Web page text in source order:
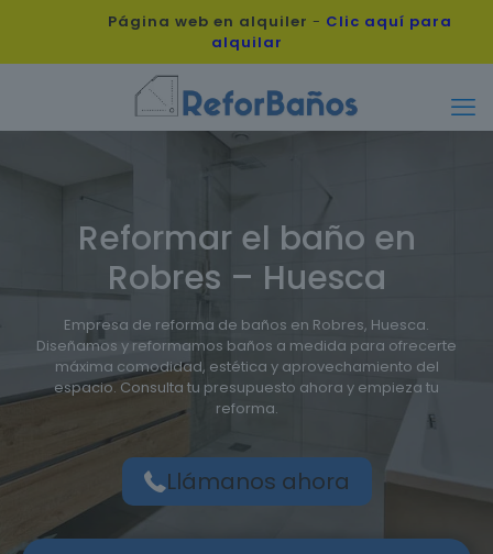
Página web en alquiler - Clic aquí para
alquilar
Reformar el baño en
Robres – Huesca
Empresa de reforma de baños en Robres, Huesca.
Diseñamos y reformamos baños a medida para ofrecerte
máxima comodidad, estética y aprovechamiento del
espacio. Consulta tu presupuesto ahora y empieza tu
reforma.
Llámanos ahora